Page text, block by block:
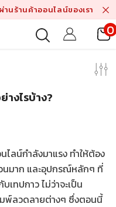
ผ่านร้านค้าออนไลน์ของเรา
0
างไรบ้าง?
ลน์กำลังมาแรง ทำให้ต้อง
นมาก และอุปกรณ์หลักๆ ที่
เทปกาว ไม่ว่าจะเป็น
พ์ลวดลายต่างๆ ซึ่งตอนนี้